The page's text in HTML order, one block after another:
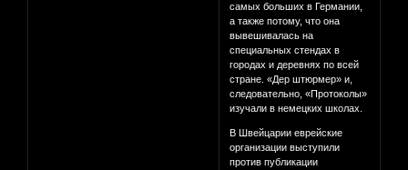
самых больших в Германии,
а также потому, что она
вывешивалась на
специальных стендах в
городах и деревнях по всей
стране. «Дер штюрмер» и,
следовательно, «Протоколы»
изучали в немецких школах.
В Швейцарии еврейские
организации выступили
против публикации